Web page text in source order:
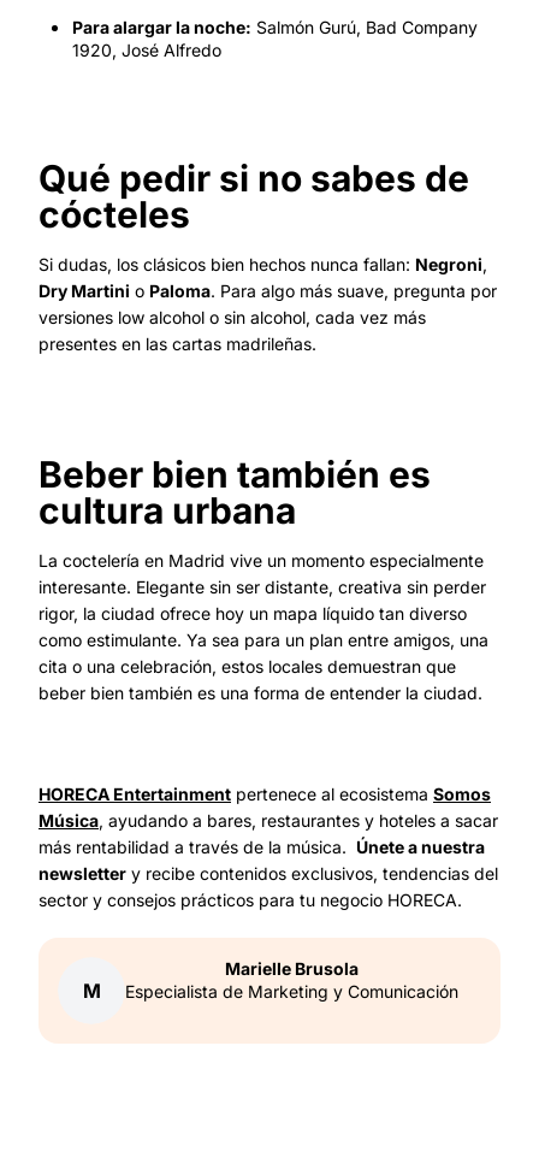
Para alargar la noche: Salmón Gurú, Bad Company
1920, José Alfredo
Qué pedir si no sabes de
cócteles
Si dudas, los clásicos bien hechos nunca fallan: Negroni,
Dry Martini o Paloma. Para algo más suave, pregunta por
versiones low alcohol o sin alcohol, cada vez más
presentes en las cartas madrileñas.
Beber bien también es
cultura urbana
La coctelería en Madrid vive un momento especialmente
interesante. Elegante sin ser distante, creativa sin perder
rigor, la ciudad ofrece hoy un mapa líquido tan diverso
como estimulante. Ya sea para un plan entre amigos, una
cita o una celebración, estos locales demuestran que
beber bien también es una forma de entender la ciudad.
HORECA Entertainment pertenece al ecosistema Somos
Música, ayudando a bares, restaurantes y hoteles a sacar
más rentabilidad a través de la música. Únete a nuestra
newsletter y recibe contenidos exclusivos, tendencias del
sector y consejos prácticos para tu negocio HORECA.
M
Marielle Brusola
Especialista de Marketing y Comunicación